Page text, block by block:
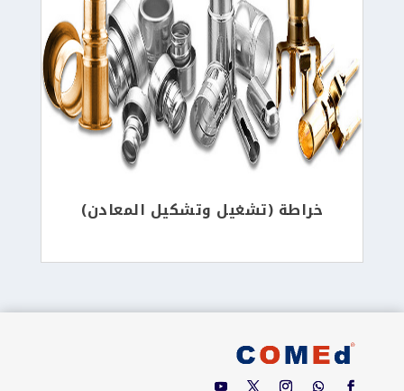
خراطة (تشغيل وتشكيل المعادن)